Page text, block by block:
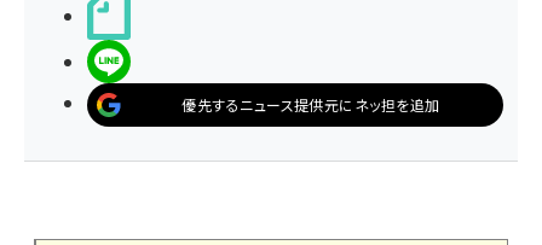
優先するニュース提供元にネッ担を追加